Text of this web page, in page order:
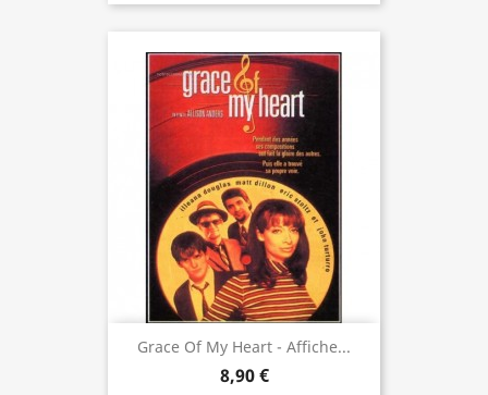
Grace Of My Heart - Affiche...
8,90 €